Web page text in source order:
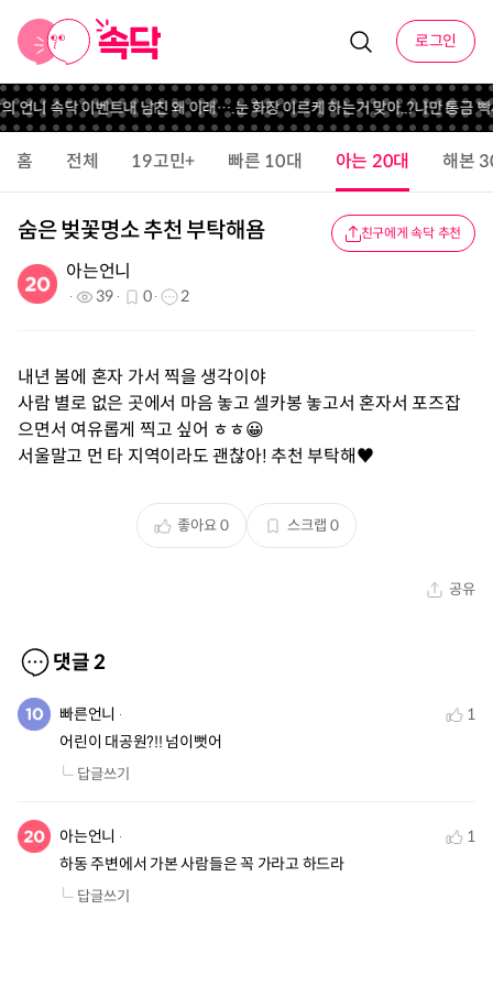
로그인
언니 속닥 이벤트내 남친 왜 이래…. 눈 화장 이르케 하는거 맞아..?나만 통금 빡
홈 전체 19고민+ 빠른 10대 아는 20대 해본
숨은 벚꽃명소 추천 부탁해욤 친구에게 속닥 추천
아는언니
39 0 2
내년 봄에 혼자 가서 찍을 생각이야
사람 별로 없은 곳에서 마음 놓고 셀카봉 놓고서 혼자서 포즈잡
으면서 여유롭게 찍고 싶어 ㅎㅎ😀
서울말고 먼 타 지역이라도 괜찮아! 추천 부탁해♥
좋아요0 스크랩 0
공유
댓글2
빠른언니
1
어린이 대공원?!! 넘이뻣어
답글쓰기
아는언니
1
하동 주변에서 가본 사람들은 꼭 가라고 하드라
답글쓰기